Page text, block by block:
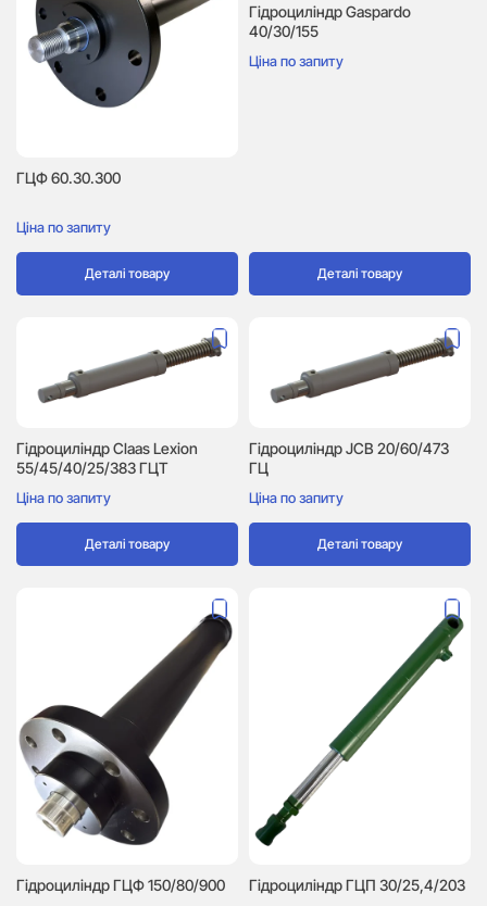
ГЦФ 60.30.300
Ціна по запиту
Деталі товару
Гідроциліндр Gaspardo
40/30/155
Ціна по запиту
Деталі товару
Гідроциліндр Сlaas Lexion
55/45/40/25/383 ГЦТ
Ціна по запиту
Деталі товару
Гідроциліндр JCB 20/60/473
ГЦ
Ціна по запиту
Деталі товару
Гідроциліндр ГЦФ 150/80/900 Гідроциліндр ГЦП 30/25,4/203